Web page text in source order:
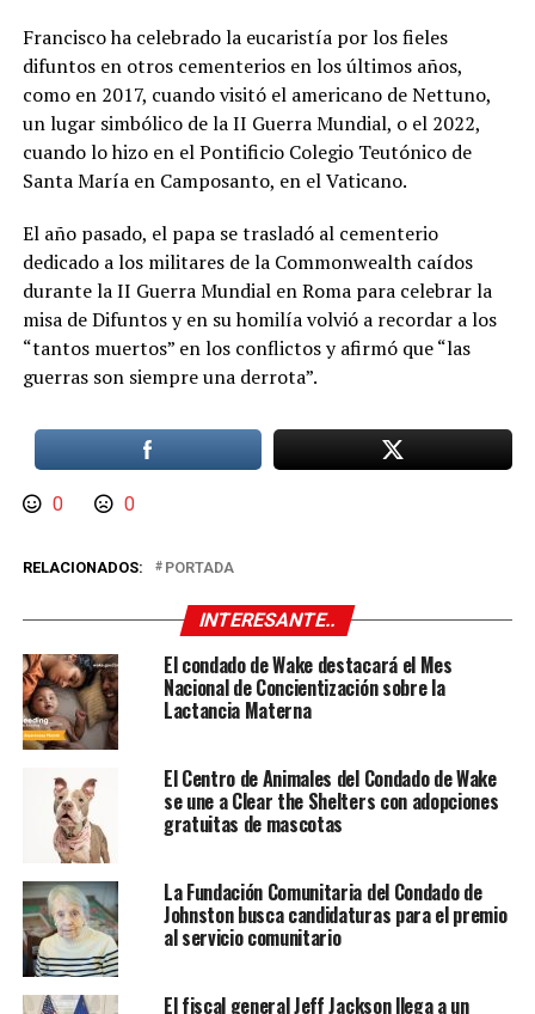
Francisco ha celebrado la eucaristía por los fieles
difuntos en otros cementerios en los últimos años,
como en 2017, cuando visitó el americano de Nettuno,
un lugar simbólico de la II Guerra Mundial, o el 2022,
cuando lo hizo en el Pontificio Colegio Teutónico de
Santa María en Camposanto, en el Vaticano.
El año pasado, el papa se trasladó al cementerio
dedicado a los militares de la Commonwealth caídos
durante la II Guerra Mundial en Roma para celebrar la
misa de Difuntos y en su homilía volvió a recordar a los
“tantos muertos” en los conflictos y afirmó que “las
guerras son siempre una derrota”.
0 0
RELACIONADOS: PORTADA
INTERESANTE..
El condado de Wake destacará el Mes
Nacional de Concientización sobre la
Lactancia Materna
El Centro de Animales del Condado de Wake
se une a Clear the Shelters con adopciones
gratuitas de mascotas
La Fundación Comunitaria del Condado de
Johnston busca candidaturas para el premio
al servicio comunitario
El fiscal general Jeff Jackson llega a un